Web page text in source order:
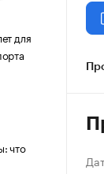
для
что